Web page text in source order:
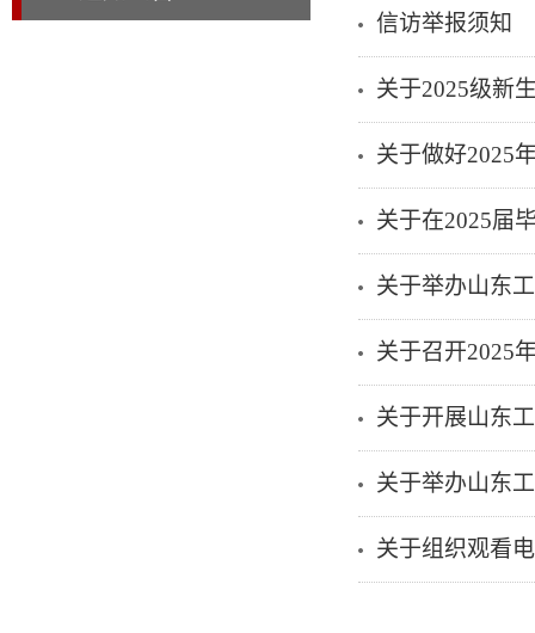
信访举报须知
关于2025级新
关于做好2025
关于在2025届
关于举办山东
关于召开2025
关于开展山东
关于举办山东
关于组织观看